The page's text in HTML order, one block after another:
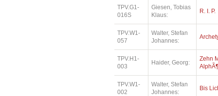
TPV.G1-
016S
Giesen, Tobias
Klaus:
R. I. P.
TPV.W1-
057
Walter, Stefan
Johannes:
TPV.H1-
003
Haider, Georg:
Zehn
TPV.W1-
002
Walter, Stefan
Johannes:
Bis